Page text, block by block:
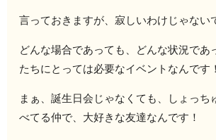
言っておきますが、寂しいわけじゃない
どんな場合であっても、どんな状況であ
たちにとっては必要なイベントなんです！
まぁ、誕生日会じゃなくても、しょっち
べてる仲で、大好きな友達なんです！